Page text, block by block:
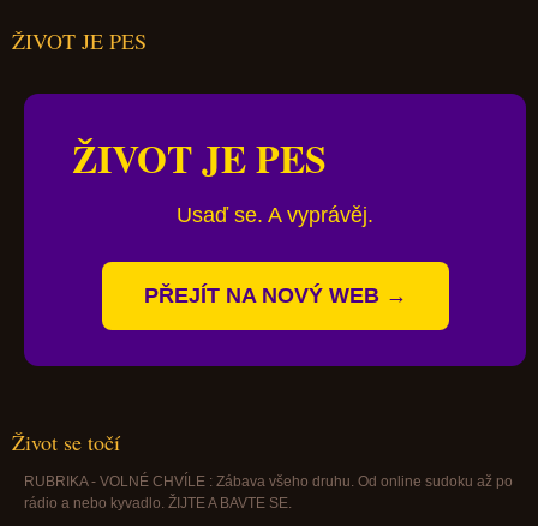
ŽIVOT JE PES
ŽIVOT JE PES
Usaď se. A vyprávěj.
PŘEJÍT NA NOVÝ WEB →
Život se točí
RUBRIKA - VOLNÉ CHVÍLE : Zábava všeho druhu. Od online sudoku až po
rádio a nebo kyvadlo. ŽIJTE A BAVTE SE.